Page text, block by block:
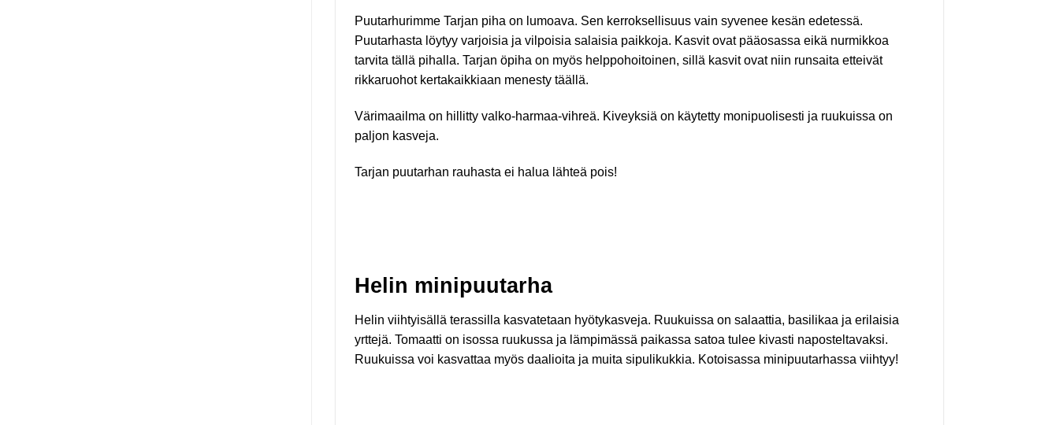
Puutarhurimme Tarjan piha on lumoava. Sen kerroksellisuus vain syvenee kesän edetessä.
Puutarhasta löytyy varjoisia ja vilpoisia salaisia paikkoja. Kasvit ovat pääosassa eikä nurmikkoa
tarvita tällä pihalla. Tarjan öpiha on myös helppohoitoinen, sillä kasvit ovat niin runsaita etteivät
rikkaruohot kertakaikkiaan menesty täällä.
Värimaailma on hillitty valko-harmaa-vihreä. Kiveyksiä on käytetty monipuolisesti ja ruukuissa on
paljon kasveja.
Tarjan puutarhan rauhasta ei halua lähteä pois!
Helin minipuutarha
Helin viihtyisällä terassilla kasvatetaan hyötykasveja. Ruukuissa on salaattia, basilikaa ja erilaisia
yrttejä. Tomaatti on isossa ruukussa ja lämpimässä paikassa satoa tulee kivasti naposteltavaksi.
Ruukuissa voi kasvattaa myös daalioita ja muita sipulikukkia. Kotoisassa minipuutarhassa viihtyy!